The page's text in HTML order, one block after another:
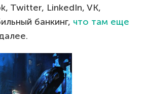
Twitter, LinkedIn, VK,
банкинг, что там еще